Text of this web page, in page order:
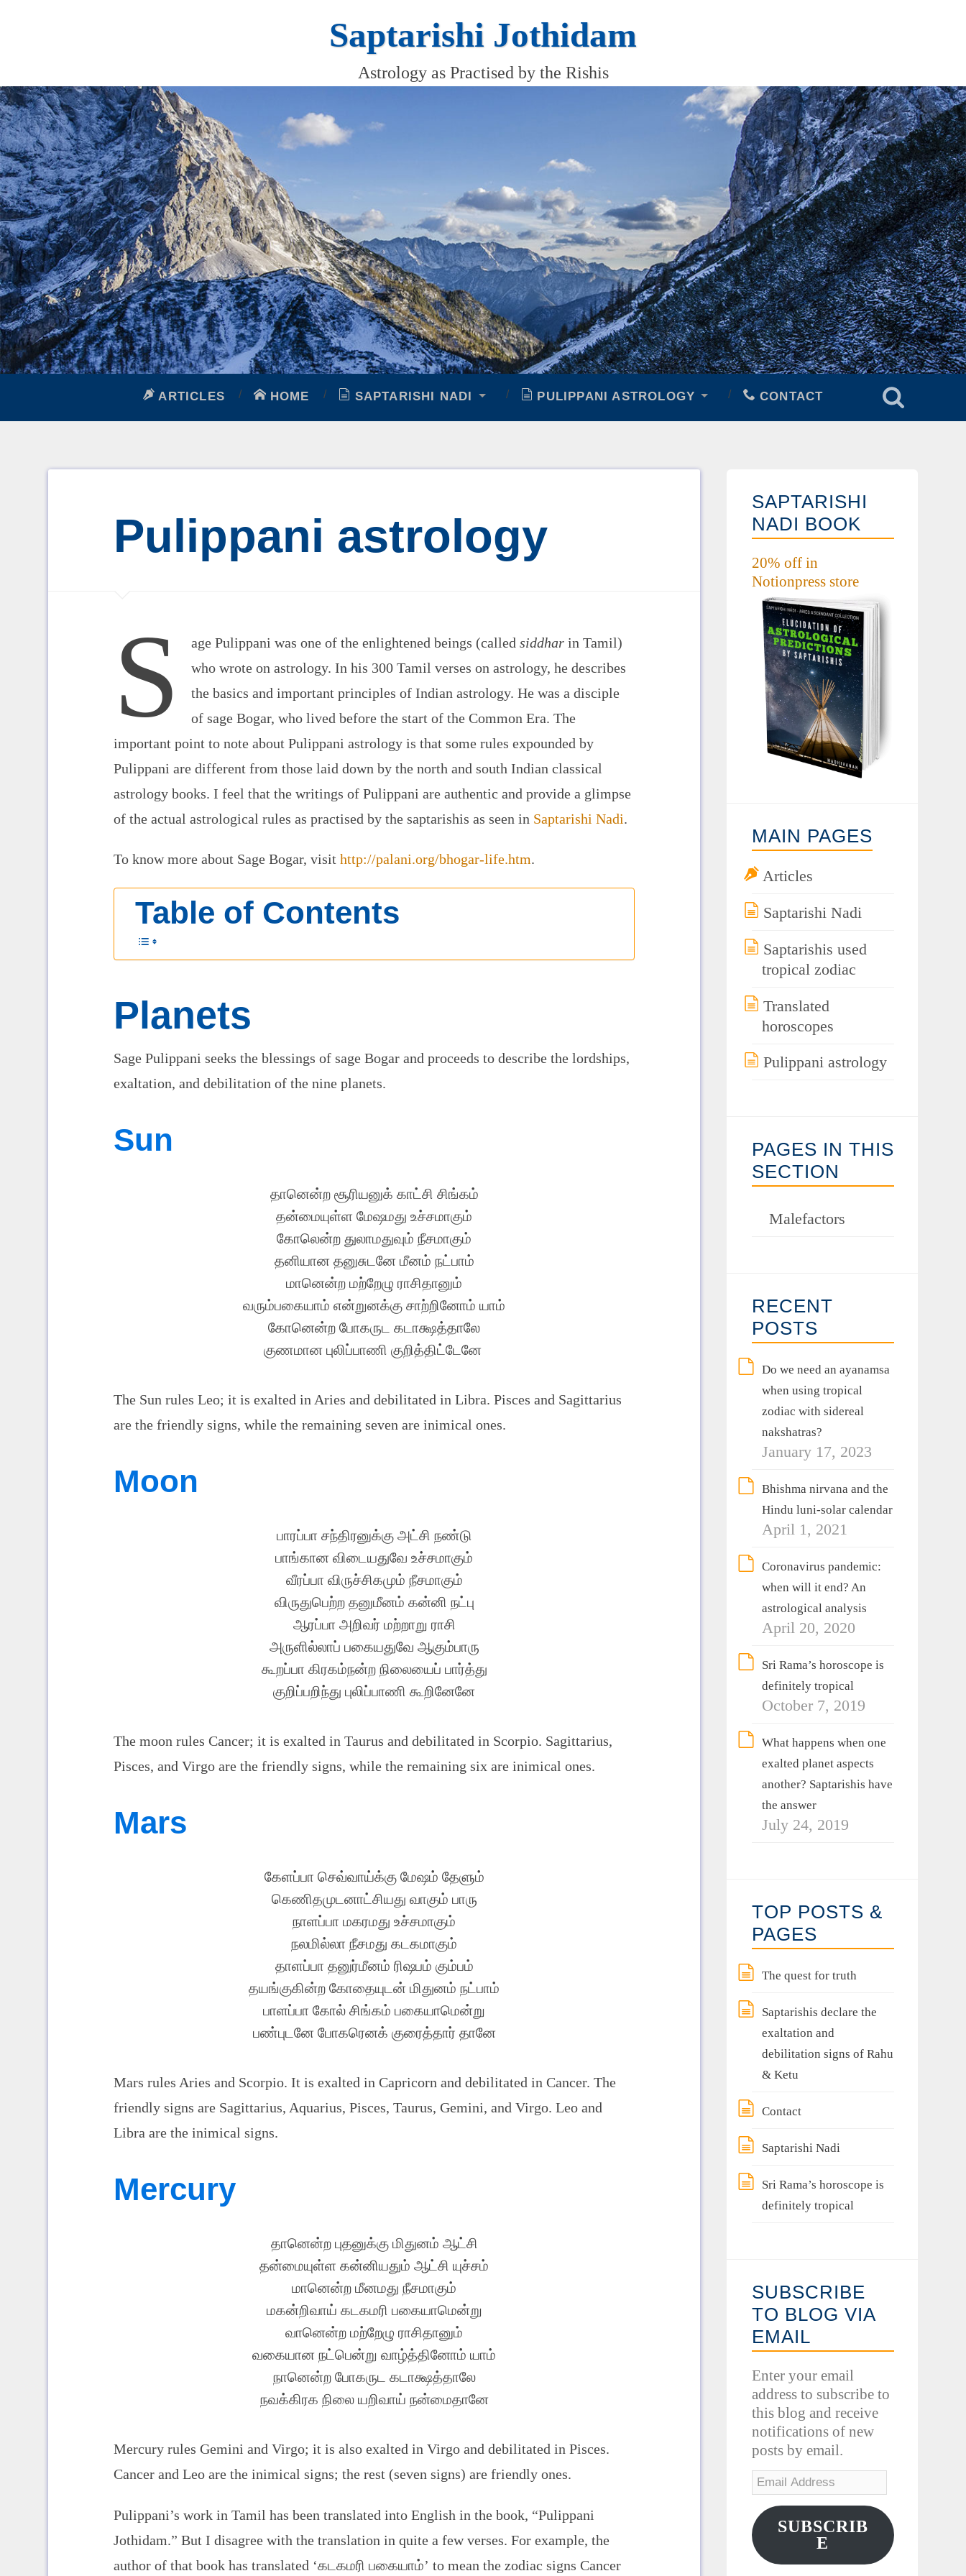
Saptarishi Jothidam
Astrology as Practised by the Rishis
ARTICLES HOME SAPTARISHI NADI PULIPPANI ASTROLOGY CONTACT
Pulippani astrology
S age Pulippani was one of the enlightened beings (calledsiddharin Tamil)
who wrote on astrology. In his 300 Tamil verses on astrology, he describes
the basics and important principles of Indian astrology. He was a disciple
of sage Bogar, who lived before the start of the Common Era. The
important point to note about Pulippani astrology is that some rules expounded by
Pulippani are different from those laid down by the north and south Indian classical
astrology books. I feel that the writings of Pulippani are authentic and provide a glimpse
of the actual astrological rules as practised by the saptarishis as seen in Saptarishi Nadi.
To know more about Sage Bogar, visit http://palani.org/bhogar-life.htm.
Table of Contents
Planets
Sage Pulippani seeks the blessings of sage Bogar and proceeds to describe the lordships,
exaltation, and debilitation of the nine planets.
Sun
தானென்ற சூரியனுக் காட்சி சிங்கம்
தன்மையுள்ள மேஷமது உச்சமாகும்
கோலென்ற துலாமதுவும் நீசமாகும்
தனியான தனுசுடனே மீனம் நட்பாம்
மானென்ற மற்றேழு ராசிதானும்
வரும்பகையாம் என்றுனக்கு சாற்றினோம் யாம்
கோனென்ற போகருட கடாக்ஷத்தாலே
குணமான புலிப்பாணி குறித்திட்டேனே
The Sun rules Leo; it is exalted in Aries and debilitated in Libra. Pisces and Sagittarius
are the friendly signs, while the remaining seven are inimical ones.
Moon
பாரப்பா சந்திரனுக்கு அட்சி நண்டு
பாங்கான விடையதுவே உச்சமாகும்
வீரப்பா விருச்சிகமும் நீசமாகும்
விருதுபெற்ற தனுமீனம் கன்னி நட்பு
ஆரப்பா அறிவர் மற்றாறு ராசி
அருளில்லாப் பகையதுவே ஆகும்பாரு
கூறப்பா கிரகம்நன்ற நிலையைப் பார்த்து
குறிப்பறிந்து புலிப்பாணி கூறினேனே
The moon rules Cancer; it is exalted in Taurus and debilitated in Scorpio. Sagittarius,
Pisces, and Virgo are the friendly signs, while the remaining six are inimical ones.
Mars
கேளப்பா செவ்வாய்க்கு மேஷம் தேளும்
கெணிதமுடனாட்சியது வாகும் பாரு
நாளப்பா மகரமது உச்சமாகும்
நலமில்லா நீசமது கடகமாகும்
தாளப்பா தனுர்மீனம் ரிஷபம் கும்பம்
தயங்குகின்ற கோதையுடன் மிதுனம் நட்பாம்
பாளப்பா கோல் சிங்கம் பகையாமென்று
பண்புடனே போகரெனக் குரைத்தார் தானே
Mars rules Aries and Scorpio. It is exalted in Capricorn and debilitated in Cancer. The
friendly signs are Sagittarius, Aquarius, Pisces, Taurus, Gemini, and Virgo. Leo and
Libra are the inimical signs.
Mercury
தானென்ற புதனுக்கு மிதுனம் ஆட்சி
தன்மையுள்ள கன்னியதும் ஆட்சி யுச்சம்
மானென்ற மீனமது நீசமாகும்
மகன்றிவாய் கடகமரி பகையாமென்று
வானென்ற மற்றேழு ராசிதானும்
வகையான நட்பென்று வாழ்த்தினோம் யாம்
நானென்ற போகருட கடாக்ஷத்தாலே
நவக்கிரக நிலை யறிவாய் நன்மைதானே
Mercury rules Gemini and Virgo; it is also exalted in Virgo and debilitated in Pisces.
Cancer and Leo are the inimical signs; the rest (seven signs) are friendly ones.
Pulippani’s work in Tamil has been translated into English in the book, “Pulippani
Jothidam.” But I disagree with the translation in quite a few verses. For example, the
author of that book has translated ‘கடகமரி பகையாம்’ to mean the zodiac signs Cancer
SAPTARISHI
NADI BOOK
20% off in
Notionpress store
MAIN PAGES
Articles
Saptarishi Nadi
Saptarishis used
tropical zodiac
Translated
horoscopes
Pulippani astrology
PAGES IN THIS
SECTION
Malefactors
RECENT
POSTS
Do we need an ayanamsa
when using tropical
zodiac with sidereal
nakshatras?
January 17, 2023
Bhishma nirvana and the
Hindu luni-solar calendar
April 1, 2021
Coronavirus pandemic:
when will it end? An
astrological analysis
April 20, 2020
Sri Rama’s horoscope is
definitely tropical
October 7, 2019
What happens when one
exalted planet aspects
another? Saptarishis have
the answer
July 24, 2019
TOP POSTS &
PAGES
The quest for truth
Saptarishis declare the
exaltation and
debilitation signs of Rahu
& Ketu
Contact
Saptarishi Nadi
Sri Rama’s horoscope is
definitely tropical
SUBSCRIBE
TO BLOG VIA
EMAIL
Enter your email
address to subscribe to
this blog and receive
notifications of new
posts by email.
SUBSCRIB
E